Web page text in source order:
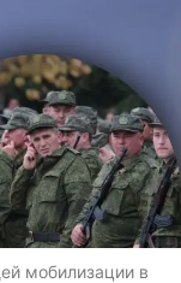
мобилизации в